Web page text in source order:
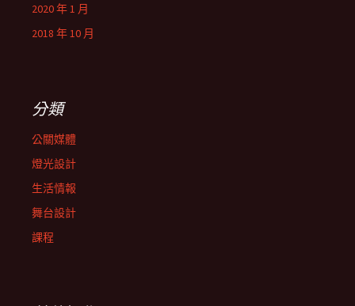
2020 年 1 月
2018 年 10 月
分類
公關媒體
燈光設計
生活情報
舞台設計
課程